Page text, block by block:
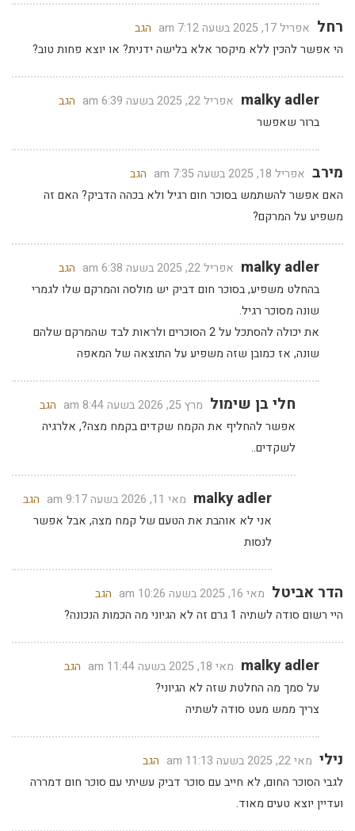
רחל אפריל 17, 2025 בשעה 7:12 am
הגב
הי אפשר להכין ללא מיקסר אלא בלישה ידנית? או יוצא פחות טוב?
malky adler אפריל 22, 2025 בשעה 6:39 am
הגב
ברור שאפשר
מירב אפריל 18, 2025 בשעה 7:35 am
הגב
האם אפשר להשתמש בסוכר חום רגיל ולא בכהה הדביק? האם זה
משפיע על המרקם?
malky adler אפריל 22, 2025 בשעה 6:38 am
הגב
בהחלט משפיע, בסוכר חום דביק יש מולסה והמרקם שלו לגמרי
שונה מסוכר רגיל.
את יכולה להסתכל על 2 הסוכרים ולראות לבד שהמרקם שלהם
שונה, אז כמובן שזה משפיע על התוצאה של המאפה
חלי בן שימול מרץ 25, 2026 בשעה 8:44 am
הגב
אפשר להחליף את הקמח שקדים בקמח מצה?, אלרגיה
לשקדים..
malky adler מאי 11, 2026 בשעה 9:17 am
הגב
אני לא אוהבת את הטעם של קמח מצה, אבל אפשר
לנסות
הדר אביטל מאי 16, 2025 בשעה 10:26 am
הגב
היי רשום סודה לשתיה 1 גרם זה לא הגיוני מה הכמות הנכונה?
malky adler מאי 18, 2025 בשעה 11:44 am
הגב
על סמך מה החלטת שזה לא הגיוני?
צריך ממש מעט סודה לשתיה
נילי מאי 22, 2025 בשעה 11:13 am
הגב
לגבי הסוכר החום, לא חייב עם סוכר דביק עשיתי עם סוכר חום דמררה
ועדיין יוצא טעים מאוד.